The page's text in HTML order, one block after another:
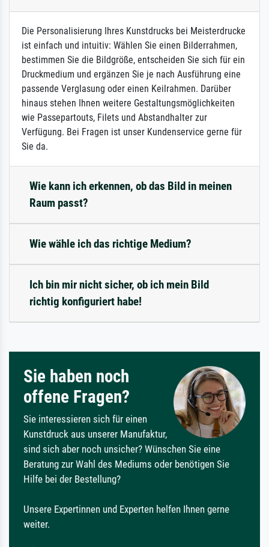
Die Personalisierung Ihres Kunstdrucks bei Meisterdrucke
ist einfach und intuitiv: Wählen Sie einen Bilderrahmen,
bestimmen Sie die Bildgröße, entscheiden Sie sich für ein
Druckmedium und ergänzen Sie je nach Ausführung eine
passende Verglasung oder einen Keilrahmen. Darüber
hinaus stehen Ihnen weitere Gestaltungsmöglichkeiten
wie Passepartouts, Filets und Abstandhalter zur
Verfügung. Bei Fragen ist unser Kundenservice gerne für
Sie da.
Wie kann ich erkennen, ob das Bild in meinen
Raum passt?
Wie wähle ich das richtige Medium?
Ich bin mir nicht sicher, ob ich mein Bild
richtig konfiguriert habe!
Sie haben noch
offene Fragen?
Sie interessieren sich für einen
Kunstdruck aus unserer Manufaktur,
sind sich aber noch unsicher? Wünschen Sie eine
Beratung zur Wahl des Mediums oder benötigen Sie
Hilfe bei der Bestellung?
Unsere Expertinnen und Experten helfen Ihnen gerne
weiter.